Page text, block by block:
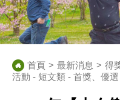
首頁 最新消息 得
活動 - 短文類 - 首獎、優選